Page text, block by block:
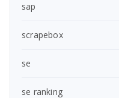
sap
scrapebox
se
se ranking